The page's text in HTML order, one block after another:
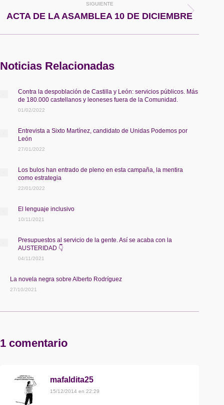
SIGUIENTE
Publicación
ACTA DE LA ASAMBLEA 10 DE DICIEMBRE
Noticias Relacionadas
Contra la despoblación de Castilla y León: servicios públicos. Más
de 180.000 castellanos y leoneses fuera de la Comunidad.
01/02/2022
Entrevista a Sixto Martínez, candidato de Unidas Podemos por
León
27/01/2022
Los bulos han entrado de pleno en esta campaña, la mentira
como estrategia
22/01/2022
El lenguaje inclusivo
10/11/2021
Presupuestos al servicio de la gente. Así se acaba con la
AUSTERIDAD 👇
04/11/2021
La novela negra sobre Alberto Rodríguez
27/10/2021
1 comentario
mafaldita25
dice:
15/12/2014 en 22:29